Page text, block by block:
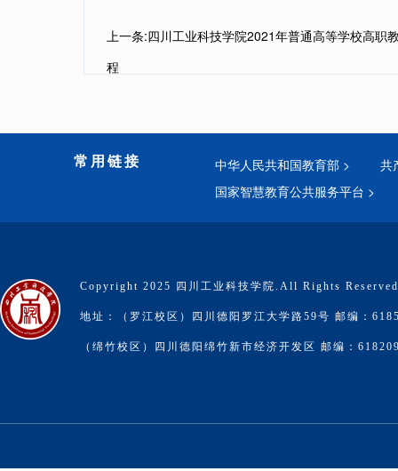
上一条:四川工业科技学院2021年普通高等学校高职
程
常用链接 中华人民共和国教育部 >
共
国家智慧教育公共服务平台 >
Copyright 2025 四川工业科技学院.All Rights
地址：（罗江校区）四川德阳罗江大学路59号 邮编：
（绵竹校区）四川德阳绵竹新市经济开发区 邮编：